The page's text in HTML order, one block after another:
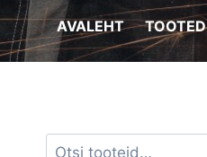
AVALEHT TOOTED
Otsi: